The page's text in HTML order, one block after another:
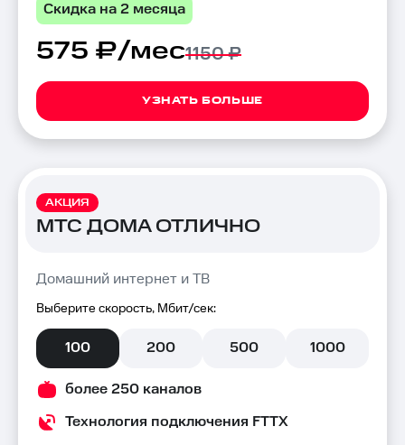
Скидка на 2 месяца
575 ₽/мес1150 ₽
УЗНАТЬ БОЛЬШЕ
АКЦИЯ
МТС ДОМА ОТЛИЧНО
Домашний интернет и ТВ
Выберите скорость, Мбит/сек:
100 200 500 1000
более 250 каналов
Технология подключения FTTX